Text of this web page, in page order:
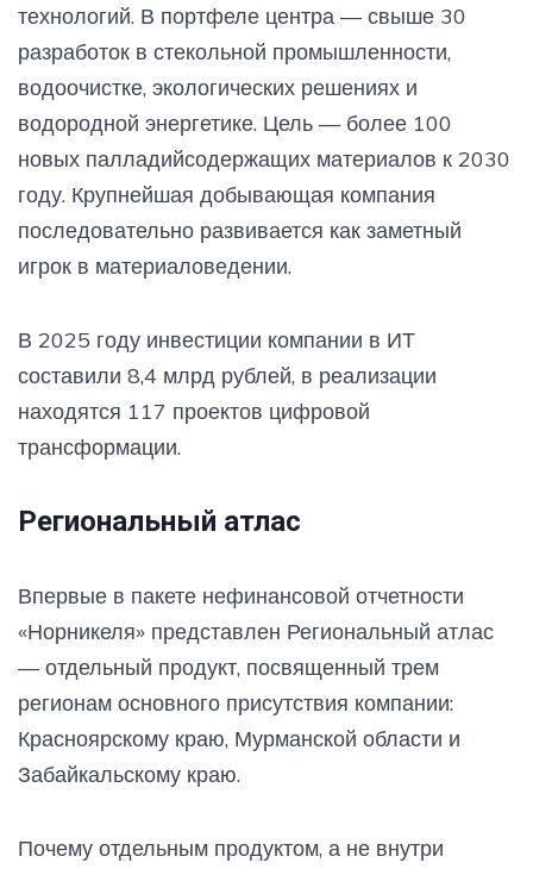
технологий. В портфеле центра — свыше 30
разработок в стекольной промышленности,
водоочистке, экологических решениях и
водородной энергетике. Цель — более 100
новых палладийсодержащих материалов к 2030
году. Крупнейшая добывающая компания
последовательно развивается как заметный
игрок в материаловедении.
В 2025 году инвестиции компании в ИТ
составили 8,4 млрд рублей, в реализации
находятся 117 проектов цифровой
трансформации.
Региональный атлас
Впервые в пакете нефинансовой отчетности
«Норникеля» представлен Региональный атлас
— отдельный продукт, посвященный трем
регионам основного присутствия компании:
Красноярскому краю, Мурманской области и
Забайкальскому краю.
Почему отдельным продуктом, а не внутри